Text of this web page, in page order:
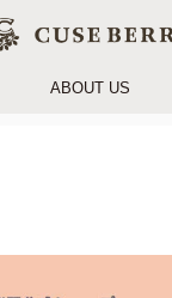
ABOUT US